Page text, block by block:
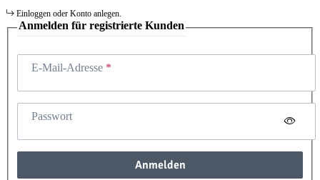
Einloggen oder Konto anlegen.
Anmelden für registrierte Kunden
E-Mail-Adresse
Passwort
Anmelden